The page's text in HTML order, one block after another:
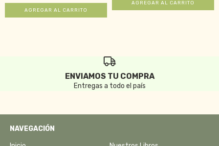
ENVIAMOS TU COMPRA
Entregas a todo el país
NAVEGACIÓN